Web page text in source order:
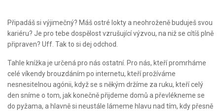
Připadáš si výjimečný? Máš ostré lokty a neohroženě buduješ svou
kariéru? Je pro tebe dospělost vzrušující výzvou, na niž se cítíš plně
připraven? Uff. Tak to si dej odchod.
Tahle knížka je určená pro nás ostatní. Pro nás, kteří promrháme
celé víkendy brouzdáním po internetu, kteří prožíváme
nesnesitelnou agónii, když se s někým držíme za ruku, kteří celý
den sníme o tom, jak konečně přijdeme domů a převlékneme se
do pyžama, a hlavně si neustále lámeme hlavu nad tím, kdy přesně